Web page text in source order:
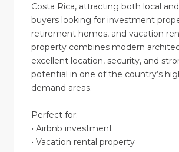
Costa Rica, attracting both local
buyers looking for investment
retirement homes, and vacation
property combines modern
excellent location, security, and
potential in one of the country’s
demand areas.
Perfect for:
• Airbnb investment
• Vacation rental property